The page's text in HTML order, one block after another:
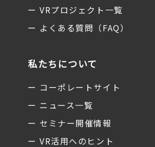
ー VRプロジェクト一覧
ー よくある質問（FAQ）
私たちについて
ー コーポレートサイト
ー ニュース一覧
ー セミナー開催情報
ー VR活用へのヒント